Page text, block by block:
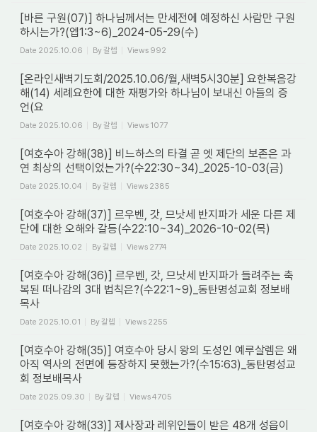
[바른 구원(07)] 하나님께서는 만세전에 예정하신 사람만 구원
하시는가?(엡1:3~6)_2024-05-29(수)
Date 2025.10.06 By갈렙 Views 992
[온라인새벽기도회/2025.10.06/월,새벽5시30분] 요한복음강
해(14) 세례요한에 대한 재평가와 하나님이 보내신 아들의 증
언(요
Date 2025.10.06 By갈렙 Views 1077
[여호수아 강해(38)] 비느하스의 타결 곧 엣 제단의 보존은 과
연 최상의 선택이었는가?(수22:30~34)_2025-10-03(금)
Date 2025.10.04 By갈렙 Views 2385
[여호수아 강해(37)] 르우벤, 갓, 므낫세 반지파가 세운 다른 제
단에 대한 오해와 갈등(수22:10~34)_2026-10-02(목)
Date 2025.10.02 By갈렙 Views 2774
[여호수아 강해(36)] 르우벤, 갓, 므낫세 반지파가 들려주는 축
복된 떠나감의 3대 법칙은?(수22:1~9)_동탄명성교회 정보배
목사
Date 2025.10.01 By갈렙 Views 2255
[여호수아 강해(35)] 여호수아 당시 왕의 도성인 예루살렘은 왜
아직 역사의 전면에 등장하지 못했는가?(수15:63)_동탄명성교
회 정보배목사
Date 2025.09.30 By갈렙 Views4705
[여호수아 강해(33)] 제사장과 레위인들이 받은 48개 성읍이